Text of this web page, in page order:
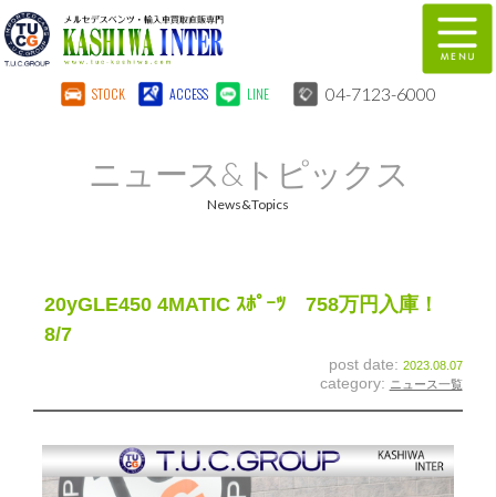
STOCK ACCESS LINE 04-7123-6000
特別作業
スタッフ紹介
会社概要 個人情報保護方針
ニュース&トピックス
News&Topics
20yGLE450 4MATIC ｽﾎﾟｰﾂ 758万円入庫！
8/7
post date: 2023.08.07
category: ニュース一覧